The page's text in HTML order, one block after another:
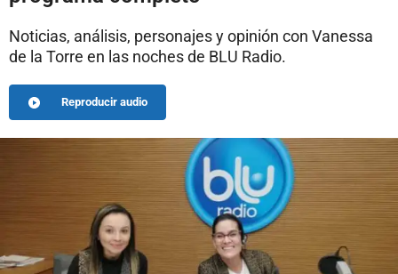
Noticias, análisis, personajes y opinión con Vanessa
de la Torre en las noches de BLU Radio.
Reproducir audio